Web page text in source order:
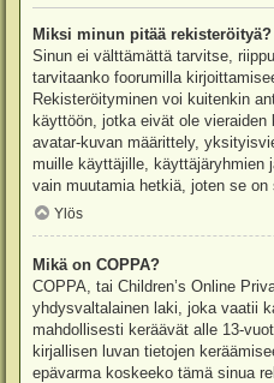
Miksi minun pitää rekisteröityä?
Sinun ei välttämättä tarvitse,
tarvitaanko foorumilla
Rekisteröityminen voi kuitenkin
käyttöön, jotka eivät ole
avatar-kuvan määrittely,
muille käyttäjille, käyttäjäryhmien
vain muutamia hetkiä, joten se on
Ylös
Mikä on COPPA?
COPPA, tai Children’s Online
yhdysvaltalainen laki, joka vaatii
mahdollisesti keräävät alle 13-
kirjallisen luvan tietojen
epävarma koskeeko tämä sinua